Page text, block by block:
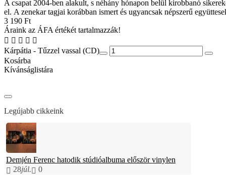
A csapat 2004-ben alakult, s néhány hónapon belül kirobbanó
el. A zenekar tagjai korábban ismert és ugyancsak népszerű
3 190 Ft
Áraink az ÁFA értékét tartalmazzák!
Kárpátia - Tűzzel vassal (CD)
Kosárba
Kívánságlistára
Legújabb cikkeink
Demjén Ferenc hatodik stúdióalbuma először vinylen
28júl. 0